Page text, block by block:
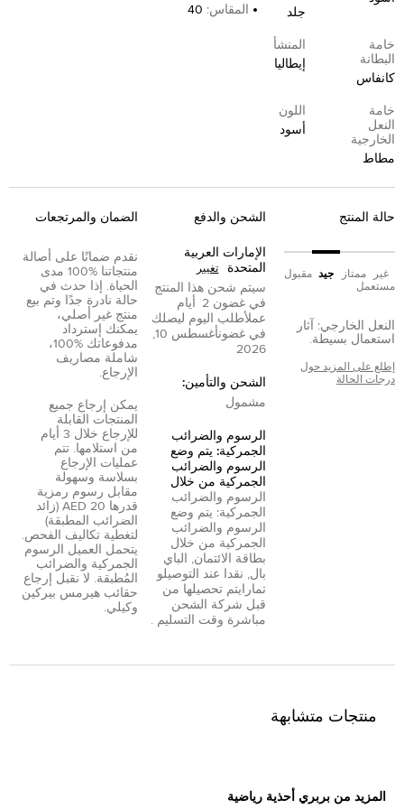
جلد
خامة
البطانة
كانفاس
المنشأ
إيطاليا
خامة
النعل
الخارجية
مطاط
اللون
أسود
المقاس:
40
حالة المنتج
غير
مستعمل
ممتاز جيد مقبول
النعل الخارجي: آثار
استعمال بسيطة.
إطلع على المزيد حول
درجات الحالة
الشحن والدفع
الإمارات العربية
المتحدة
تغيير
سيتم شحن هذا المنتج
في غضون 2
أيام
عملأطلب اليوم ليصلك
في غضون
أغسطس 10,
2026
الشحن والتأمين:
مشمول
الرسوم والضرائب
الجمركية: يتم وضع
الرسوم والضرائب
الجمركية من خلال
الرسوم والضرائب
الجمركية: يتم وضع
الرسوم والضرائب
الجمركية من خلال
بطاقة الائتمان,
الباي
بال, نقدا عند التوصيلو
تمارا يتم تحصيلها من
قبل شركة الشحن
مباشرة وقت التسليم .
الضمان والمرتجعات
نقدم ضمانًا على أصالة
منتجاتنا %100 مدى
الحياة. إذا حدث في
حالة نادرة جدًا وتم بيع
منتج غير أصلي،
يمكنك إسترداد
مدفوعاتك %100،
شاملة مصاريف
الإرجاع.
يمكن إرجاع جميع
المنتجات القابلة
للإرجاع خلال 3 أيام
من استلامها. تتم
عمليات الإرجاع
بسلاسة وسهولة
مقابل رسوم رمزية
قدرها 20 AED (زائد
الضرائب المطبقة)
لتغطية تكاليف الفحص.
يتحمل العميل الرسوم
الجمركية والضرائب
المُطبقة. لا نقبل إرجاع
حقائب هيرمس بيركين
وكيلي.
منتجات متشابهة
المزيد من بربري أحذية رياضية